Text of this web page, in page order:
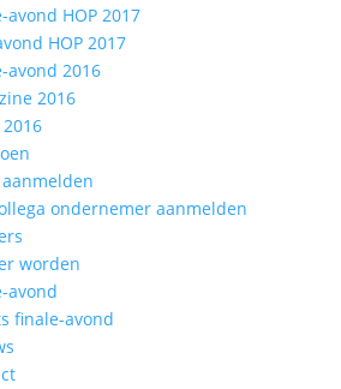
avond HOP 2017
HOP 2017
avond 2016
2016
2016
aanmelden
ondernemer aanmelden
worden
avond
finale-avond